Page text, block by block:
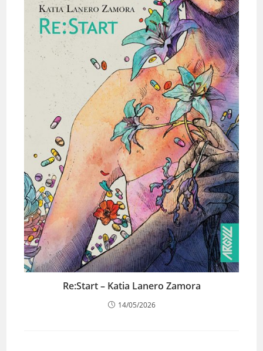
Re:Start – Katia Lanero Zamora
14/05/2026